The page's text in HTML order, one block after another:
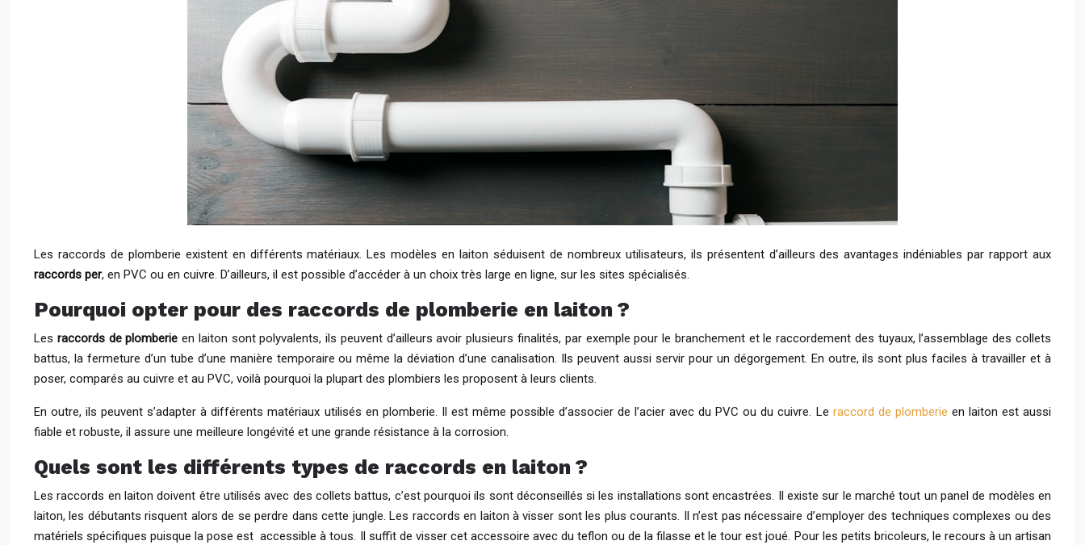
Les raccords de plomberie existent en différents matériaux. Les modèles en laiton séduisent de nombreux utilisateurs, ils présentent d’ailleurs des avantages indéniables par rapport aux
raccords per, en PVC ou en cuivre. D’ailleurs, il est possible d’accéder à un choix très large en ligne, sur les sites spécialisés.
Pourquoi opter pour des raccords de plomberie en laiton ?
Les raccords de plomberie en laiton sont polyvalents, ils peuvent d’ailleurs avoir plusieurs finalités, par exemple pour le branchement et le raccordement des tuyaux, l’assemblage des collets
battus, la fermeture d’un tube d’une manière temporaire ou même la déviation d’une canalisation. Ils peuvent aussi servir pour un dégorgement. En outre, ils sont plus faciles à travailler et à
poser, comparés au cuivre et au PVC, voilà pourquoi la plupart des plombiers les proposent à leurs clients.
En outre, ils peuvent s’adapter à différents matériaux utilisés en plomberie. Il est même possible d’associer de l’acier avec du PVC ou du cuivre. Le raccord de plomberie en laiton est aussi
fiable et robuste, il assure une meilleure longévité et une grande résistance à la corrosion.
Quels sont les différents types de raccords en laiton ?
Les raccords en laiton doivent être utilisés avec des collets battus, c’est pourquoi ils sont déconseillés si les installations sont encastrées. Il existe sur le marché tout un panel de modèles en
laiton, les débutants risquent alors de se perdre dans cette jungle. Les raccords en laiton à visser sont les plus courants. Il n’est pas nécessaire d’employer des techniques complexes ou des
matériels spécifiques puisque la pose est accessible à tous. Il suffit de visser cet accessoire avec du teflon ou de la filasse et le tour est joué. Pour les petits bricoleurs, le recours à un artisan